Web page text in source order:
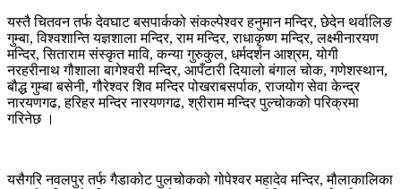
यस्तै चितवन तर्फ देवघाट बसपार्कको संकल्पेश्वर हनुमान मन्दिर, छेदेन थर्वालिङ
गुम्बा, विश्वशान्ति यज्ञशाला मन्दिर, राम मन्दिर, राधाकृष्ण मन्दिर, लक्ष्मीनारयण
मन्दिर, सिताराम संस्कृत मावि, कन्या गुरुकुल, धर्मदर्शन आश्रम, योगी
नरहरीनाथ गौशाला बागेश्वरी मन्दिर, आपँटारी दियालो बंगाल चोक, गणेशस्थान,
बौद्ध गुम्बा बसेनी, गौरेश्वर शिव मन्दिर पोखराबसर्पाक, राजयोग सेवा केन्द्र
नारयणगढ, हरिहर मन्दिर नारयणगढ, श्रीराम मन्दिर पुल्चोकको परिक्रमा
गरिनेछ ।
यसैगरि नवलपुर तर्फ गैडाकोट पुलचोकको गोपेश्वर महादेव मन्दिर, मौलाकालिका